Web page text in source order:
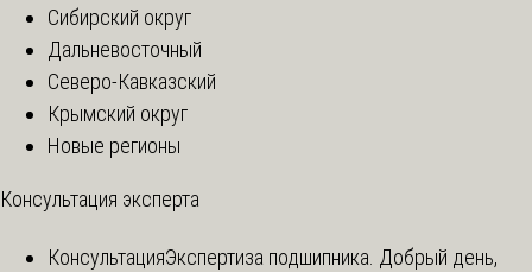
Сибирский округ
Дальневосточный
Северо-Кавказский
Крымский округ
Новые регионы
Консультация эксперта
КонсультацияЭкспертиза подшипника. Добрый день,